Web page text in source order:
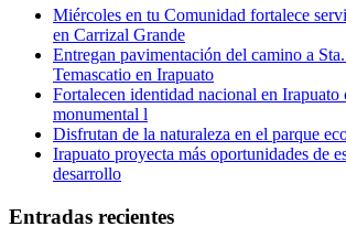
Miércoles en tu Comunidad fortalece
en Carrizal Grande
Entregan pavimentación del camino a
Temascatio en Irapuato
Fortalecen identidad nacional en Irapuato
monumental l
Disfrutan de la naturaleza en el parque
Irapuato proyecta más oportunidades de
desarrollo
Entradas recientes